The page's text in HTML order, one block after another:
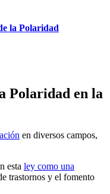
la Polaridad
Polaridad en la
en diversos campos,
esta ley como una
trastornos y el fomento